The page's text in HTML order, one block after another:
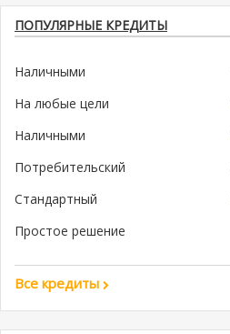
ПОПУЛЯРНЫЕ КРЕДИТЫ
Наличными
На любые цели
Наличными
Потребительский
Стандартный
Простое решение
Все кредиты